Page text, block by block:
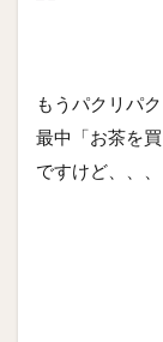
もうパクリパ
最中「お茶を
ですけど、、、